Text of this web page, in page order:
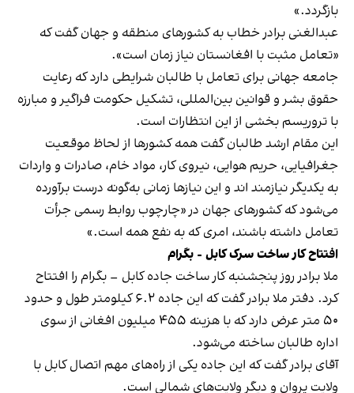
بازگردد.»
عبدالغنی برادر خطاب به کشورهای منطقه و جهان گفت که
«تعامل مثبت با افغانستان نیاز زمان است».
جامعه جهانی برای تعامل با طالبان شرایطی دارد که رعایت
حقوق بشر و قوانین بین‌المللی، تشکیل حکومت فراگیر و مبارزه
با تروریسم بخشی از این انتظارات است.
این مقام ارشد طالبان گفت همه کشورها از لحاظ موقعیت
جغرافیایی، حریم هوایی، نیروی کار، مواد خام، صادرات و واردات
به یکدیگر نیازمند اند و این نیازها زمانی به‌گونه درست برآورده
می‌شود که کشورهای جهان در «چارچوب روابط رسمی جرأت
تعامل داشته باشند، امری که به نفع همه است.»
افتتاح کار ساخت سرک کابل - بگرام
ملا برادر روز پنجشنبه کار ساخت جاده کابل – بگرام را افتتاح
کرد. دفتر ملا برادر گفت که این جاده ۶.۲ کیلومتر طول و حدود
۵۰ متر عرض دارد که با هزینه ۴۵۵ میلیون افغانی از سوی
اداره طالبان ساخته می‌شود.
آقای برادر گفت که این جاده یکی از راه‌های مهم اتصال کابل با
ولایت پروان و دیگر ولایت‌های شمالی است.